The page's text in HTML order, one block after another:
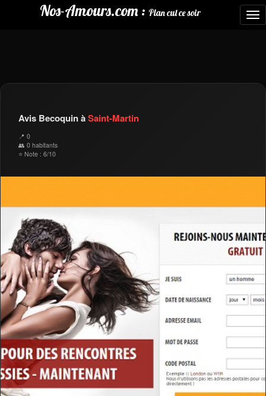
Nos-Amours.com : Plan cul ce soir
Avis Becoquin àSaint-Martin
📍 0
👥 0 habitants
⭐ Note : 6/10